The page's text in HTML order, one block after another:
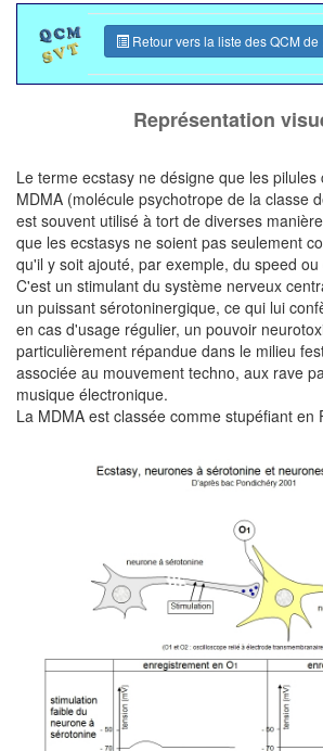
Représentation
Le terme ecstasy ne désigne que les
MDMA (molécule psychotrope de la classe
est souvent utilisé à tort de diverses
que les ecstasys ne soient pas seulement
qu'il y soit ajouté, par exemple, du speed
C'est un stimulant du système nerveux
un puissant sérotoninergique, ce qui lui
en cas d'usage régulier, un pouvoir
particulièrement répandue dans le milieu
associée au mouvement techno, aux rave
musique électronique.
La MDMA est classée comme stupéfiant en